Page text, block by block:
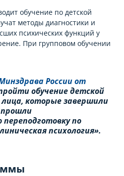
обучение по детской
методы диагностики и
психических функций у
При групповом обучении
России от
обучение детской
которые завершили
по
психология».